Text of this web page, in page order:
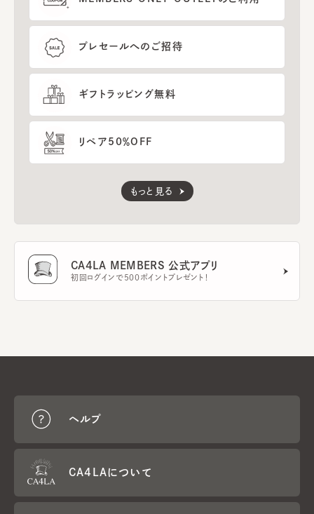
プレセールへのご招待
ギフトラッピング無料
リペア50％OFF
もっと見る
CA4LA MEMBERS 公式アプリ
初回ログインで500ポイントプレゼント！
ヘルプ
CA4LAについて